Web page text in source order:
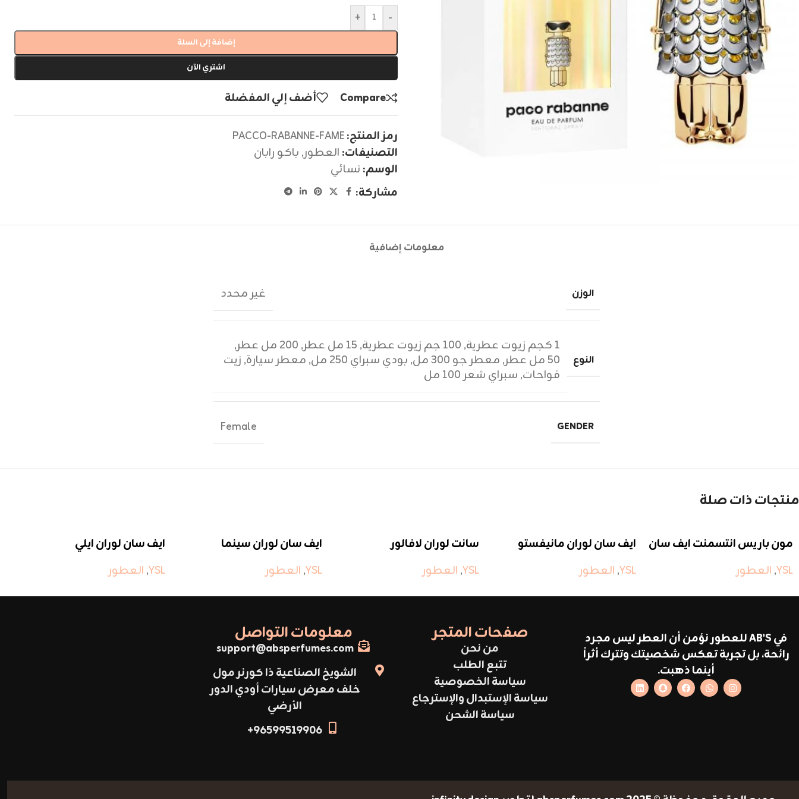
-
+
إضافة إلى السلة
اشتري الآن
Compare أضف إلي المفضلة
رمز المنتج:PACCO-RABANNE-FAME
التصنيفات: العطور, باكو رابان
الوسم: نسائي
مشاركة:
معلومات إضافية
الوزن غير محدد
النوع
١ كجم زيوت عطرية , ١٠٠ جم زيوت عطرية , ١٥ مل عطر , ٢٠٠ مل عطر
,
٥٠ مل عطر
, معطر جو ٣٠٠ مل , بودي سبراي ٢٥٠ مل , معطر سيارة, زيت
فواحات, سبراي شعر ١٠٠ مل
GENDER
Female
منتجات ذات صلة
مون باريس انتسمنت ايف سان
YSL
, العطور
ايف سان لوران مانيفستو
YSL
, العطور
سانت لوران لافالور
YSL
, العطور
ايف سان لوران سينما
YSL
, العطور
ايف سان لوران ايلي
YSL
, العطور
في AB'S للعطور نؤمن أن العطر ليس مجرد
رائحة، بل تجربة تعكس شخصيتك وتترك أثراً
أينما ذهبت.
صفحات المتجر
من نحن
تتبع الطلب
سياسة الخصوصية
سياسة الإستبدال والإسترجاع
سياسة الشحن
معلومات التواصل
support@absperfumes.com
الشويخ الصناعية ذا كورنر مول
خلف معرض سيارات أودي الدور
الأرضي
96599519906+